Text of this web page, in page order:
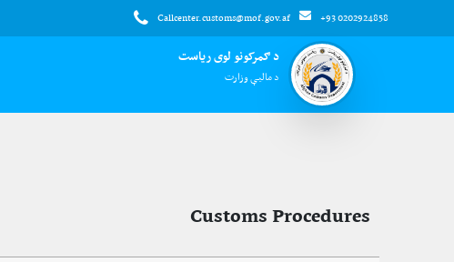
Callcenter.customs@mof.gov.af +93 0202924858
د ګمرکونو لوی ریاست
د مالیې وزارت
Customs Procedures